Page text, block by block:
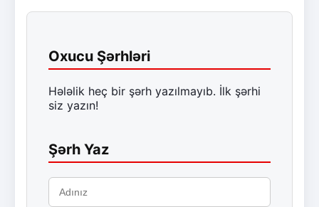
Oxucu Şərhləri
Hələlik heç bir şərh yazılmayıb. İlk şərhi
siz yazın!
Şərh Yaz